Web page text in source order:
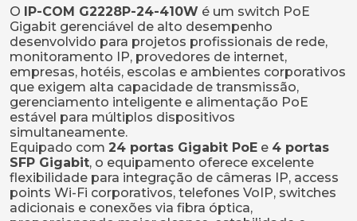
O IP-COM G2228P-24-410W é um switch PoE
Gigabit gerenciável de alto desempenho
desenvolvido para projetos profissionais de rede,
monitoramento IP, provedores de internet,
empresas, hotéis, escolas e ambientes corporativos
que exigem alta capacidade de transmissão,
gerenciamento inteligente e alimentação PoE
estável para múltiplos dispositivos
simultaneamente.
Equipado com 24 portas Gigabit PoE e 4 portas
SFP Gigabit, o equipamento oferece excelente
flexibilidade para integração de câmeras IP, access
points Wi-Fi corporativos, telefones VoIP, switches
adicionais e conexões via fibra óptica,